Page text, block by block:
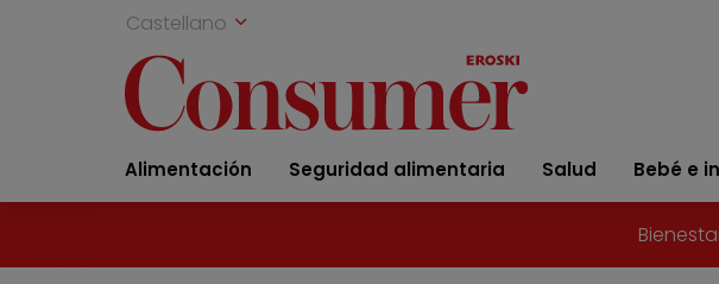
Castellano
Alimentación Seguridad alimentaria Salud Bebé e